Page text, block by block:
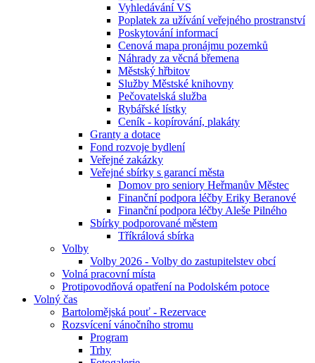
Vyhledávání VS
Poplatek za užívání veřejného prostranství
Poskytování informací
Cenová mapa pronájmu pozemků
Náhrady za věcná břemena
Městský hřbitov
Služby Městské knihovny
Pečovatelská služba
Rybářské lístky
Ceník - kopírování, plakáty
Granty a dotace
Fond rozvoje bydlení
Veřejné zakázky
Veřejné sbírky s garancí města
Domov pro seniory Heřmanův Městec
Finanční podpora léčby Eriky Beranové
Finanční podpora léčby Aleše Pilného
Sbírky podporované městem
Tříkrálová sbírka
Volby
Volby 2026 - Volby do zastupitelstev obcí
Volná pracovní místa
Protipovodňová opatření na Podolském potoce
Volný čas
Bartolomějská pouť - Rezervace
Rozsvícení vánočního stromu
Program
Trhy